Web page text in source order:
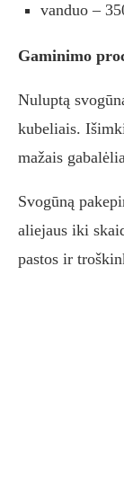
vanduo –
Gaminimo
Nuluptą
kubeliais.
mažais
Svogūną
aliejaus iki
pastos ir